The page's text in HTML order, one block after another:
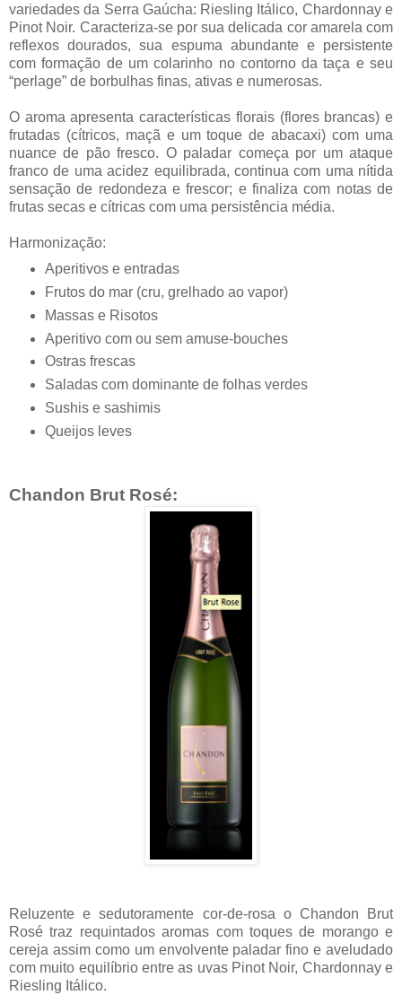
variedades da Serra Gaúcha: Riesling Itálico, Chardonnay e
Pinot Noir. Caracteriza-se por sua delicada cor amarela com
reflexos dourados, sua espuma abundante e persistente
com formação de um colarinho no contorno da taça e seu
“perlage” de borbulhas finas, ativas e numerosas.
O aroma apresenta características florais (flores brancas) e
frutadas (cítricos, maçã e um toque de abacaxi) com uma
nuance de pão fresco. O paladar começa por um ataque
franco de uma acidez equilibrada, continua com uma nítida
sensação de redondeza e frescor; e finaliza com notas de
frutas secas e cítricas com uma persistência média.
Harmonização:
Aperitivos e entradas
Frutos do mar (cru, grelhado ao vapor)
Massas e Risotos
Aperitivo com ou sem amuse-bouches
Ostras frescas
Saladas com dominante de folhas verdes
Sushis e sashimis
Queijos leves
Chandon Brut Rosé:
Reluzente e sedutoramente cor-de-rosa o Chandon Brut
Rosé traz requintados aromas com toques de morango e
cereja assim como um envolvente paladar fino e aveludado
com muito equilíbrio entre as uvas Pinot Noir, Chardonnay e
Riesling Itálico.